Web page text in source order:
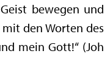
bewegen und
den Worten des
mein Gott!“ (Joh